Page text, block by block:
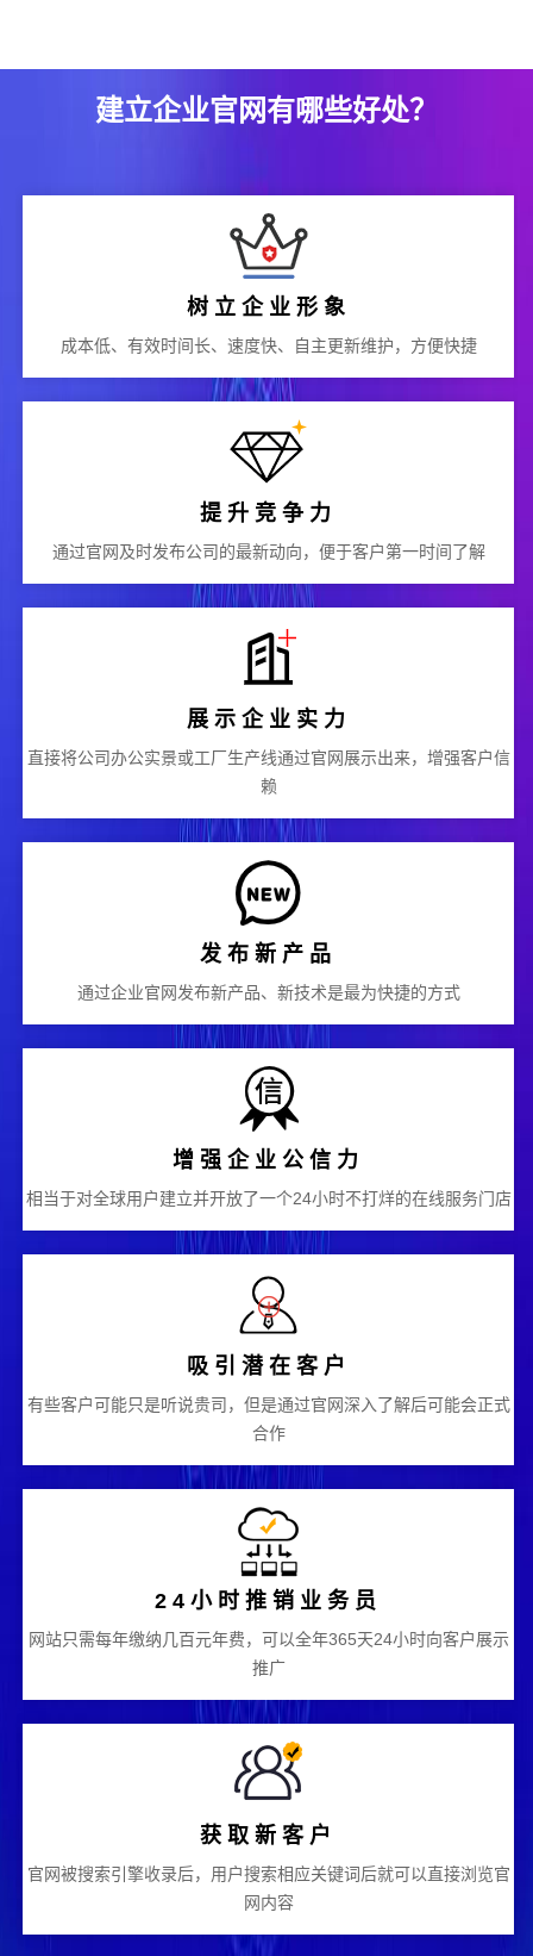
建立企业官网有哪些好处？
树立企业形象
成本低、有效时间长、速度快、自主更新维护，方便快捷
提升竞争力
通过官网及时发布公司的最新动向，便于客户第一时间了解
展示企业实力
直接将公司办公实景或工厂生产线通过官网展示出来，增强客户信
赖
发布新产品
通过企业官网发布新产品、新技术是最为快捷的方式
增强企业公信力
相当于对全球用户建立并开放了一个24小时不打烊的在线服务门店
吸引潜在客户
有些客户可能只是听说贵司，但是通过官网深入了解后可能会正式
合作
24小时推销业务员
网站只需每年缴纳几百元年费，可以全年365天24小时向客户展示
推广
获取新客户
官网被搜索引擎收录后，用户搜索相应关键词后就可以直接浏览官
网内容